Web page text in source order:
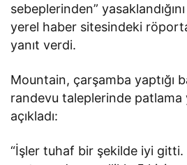
sebeplerinden”
yerel haber sitesindeki
yanıt verdi.
Mountain, çarşamba yaptığı
randevu taleplerinde patlama
açıkladı:
“İşler tuhaf bir şekilde iyi gitti.